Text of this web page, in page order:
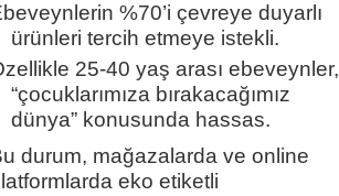
%70’i çevreye duyarlı
ürünleri tercih etmeye istekli.
25-40 yaş arası ebeveynler,
“çocuklarımıza bırakacağımız
dünya” konusunda hassas.
durum, mağazalarda ve online
eko etiketli